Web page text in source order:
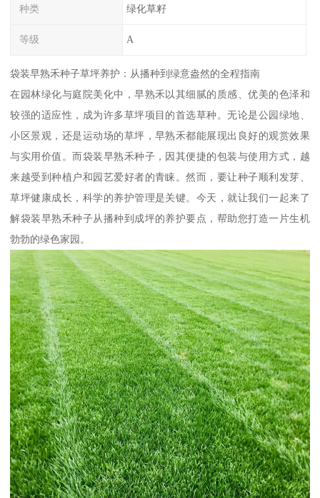
种类 绿化草籽
等级 A
袋装早熟禾种子草坪养护：从播种到绿意盎然的全程指南
在园林绿化与庭院美化中，早熟禾以其细腻的质感、优美的色泽和
较强的适应性，成为许多草坪项目的首选草种。无论是公园绿地、
小区景观，还是运动场的草坪，早熟禾都能展现出良好的观赏效果
与实用价值。而袋装早熟禾种子，因其便捷的包装与使用方式，越
来越受到种植户和园艺爱好者的青睐。然而，要让种子顺利发芽、
草坪健康成长，科学的养护管理是关键。今天，就让我们一起来了
解袋装早熟禾种子从播种到成坪的养护要点，帮助您打造一片生机
勃勃的绿色家园。